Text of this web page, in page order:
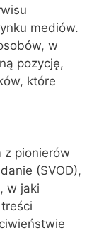
mediów.
w
pozycję,
które
z pionierów
(SVOD),
w jaki